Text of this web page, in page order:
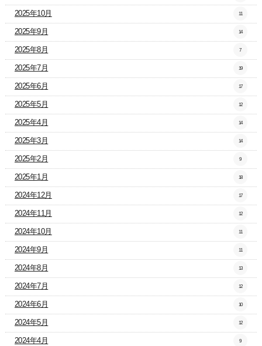
2025年10月 11
2025年9月 14
2025年8月 7
2025年7月 19
2025年6月 17
2025年5月 12
2025年4月 14
2025年3月 14
2025年2月 9
2025年1月 18
2024年12月 17
2024年11月 12
2024年10月 11
2024年9月 11
2024年8月 13
2024年7月 12
2024年6月 10
2024年5月 12
2024年4月 9